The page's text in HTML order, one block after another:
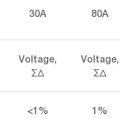
30A 80A
Voltage,
ΣΔ
Voltage,
ΣΔ
<1% 1%